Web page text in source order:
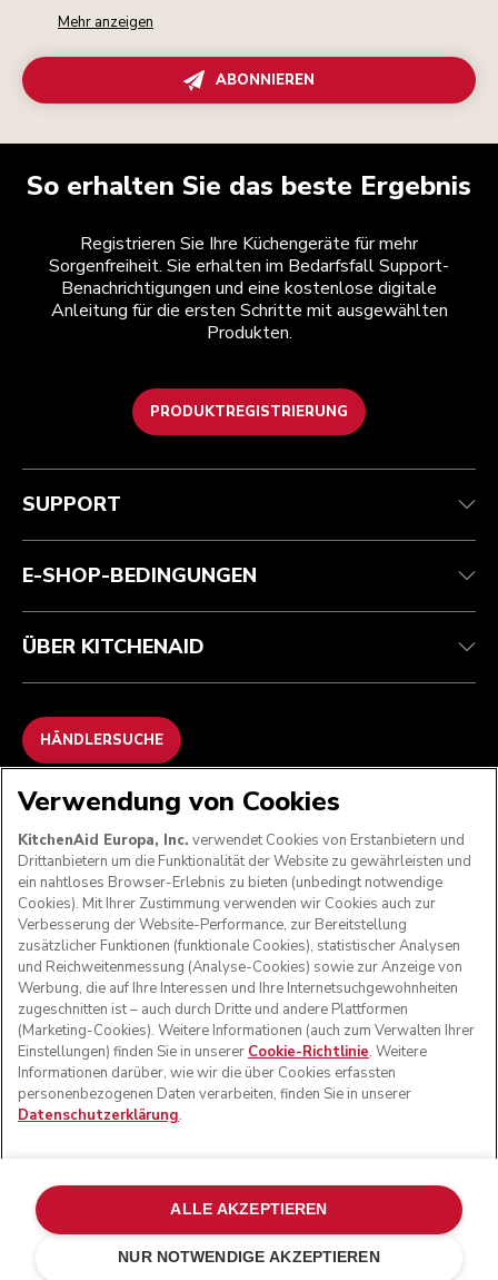
Mehr anzeigen
ABONNIEREN
So erhalten Sie das beste Ergebnis
Registrieren Sie Ihre Küchengeräte für mehr
Sorgenfreiheit. Sie erhalten im Bedarfsfall Support-
Benachrichtigungen und eine kostenlose digitale
Anleitung für die ersten Schritte mit ausgewählten
Produkten.
PRODUKTREGISTRIERUNG
Health Check
Verfolgen Sie Ihre Bestellung
Garantie und Dokumente
Häufig gestellte fragen
Teilnahmebedingungen
Rückgaben und Erstattungen
Impressum
ODR
Die Marke
Händlersuche
SUPPORT
E-SHOP-BEDINGUNGEN
ÜBER KITCHENAID
HÄNDLERSUCHE
WIR AKZEPTIEREN
FOLGEN SIE UNS
und das Design der Küchenmaschine sind eingetragene
Marken in den USA und in anderen Ländern.
Meine cookies verwalten Datenschutzerklärung
Verwendung von Cookies
KitchenAid Europa, Inc. verwendet Cookies von Erstanbietern und
Drittanbietern um die Funktionalität der Website zu gewährleisten und
ein nahtloses Browser-Erlebnis zu bieten (unbedingt notwendige
Cookies). Mit Ihrer Zustimmung verwenden wir Cookies auch zur
Verbesserung der Website-Performance, zur Bereitstellung
zusätzlicher Funktionen (funktionale Cookies), statistischer Analysen
und Reichweitenmessung (Analyse-Cookies) sowie zur Anzeige von
Werbung, die auf Ihre Interessen und Ihre Internetsuchgewohnheiten
zugeschnitten ist – auch durch Dritte und andere Plattformen
(Marketing-Cookies). Weitere Informationen (auch zum Verwalten Ihrer
Einstellungen) finden Sie in unserer Cookie-Richtlinie. Weitere
Informationen darüber, wie wir die über Cookies erfassten
personenbezogenen Daten verarbeiten, finden Sie in unserer
Datenschutzerklärung.
NUR NOTWENDIGE AKZEPTIEREN
ALLE AKZEPTIEREN